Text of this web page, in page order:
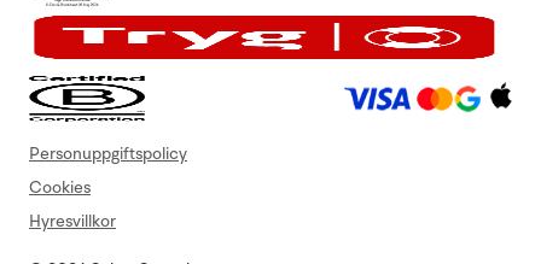
Personuppgiftspolicy
Cookies
Hyresvillkor